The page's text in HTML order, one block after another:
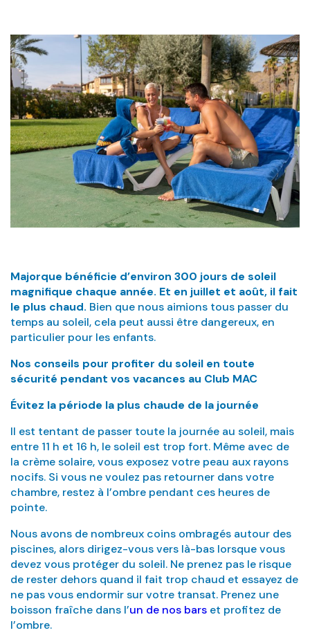
Majorque bénéficie d’environ 300 jours de soleil
magnifique chaque année. Et en juillet et août, il fait
le plus chaud. Bien que nous aimions tous passer du
temps au soleil, cela peut aussi être dangereux, en
particulier pour les enfants.
Nos conseils pour profiter du soleil en toute
sécurité pendant vos vacances au Club MAC
Évitez la période la plus chaude de la journée
Il est tentant de passer toute la journée au soleil, mais
entre 11 h et 16 h, le soleil est trop fort. Même avec de
la crème solaire, vous exposez votre peau aux rayons
nocifs. Si vous ne voulez pas retourner dans votre
chambre, restez à l’ombre pendant ces heures de
pointe.
Nous avons de nombreux coins ombragés autour des
piscines, alors dirigez-vous vers là-bas lorsque vous
devez vous protéger du soleil. Ne prenez pas le risque
de rester dehors quand il fait trop chaud et essayez de
ne pas vous endormir sur votre transat. Prenez une
boisson fraîche dans l’un de nos bars et profitez de
l’ombre.